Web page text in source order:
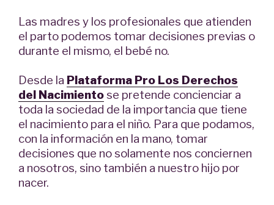
Las madres y los profesionales que atienden
el parto podemos tomar decisiones previas o
durante el mismo, el bebé no.
Desde la Plataforma Pro Los Derechos
del Nacimientose pretende concienciar a
toda la sociedad de la importancia que tiene
el nacimiento para el niño. Para que podamos,
con la información en la mano, tomar
decisiones que no solamente nos conciernen
a nosotros, sino también a nuestro hijo por
nacer.